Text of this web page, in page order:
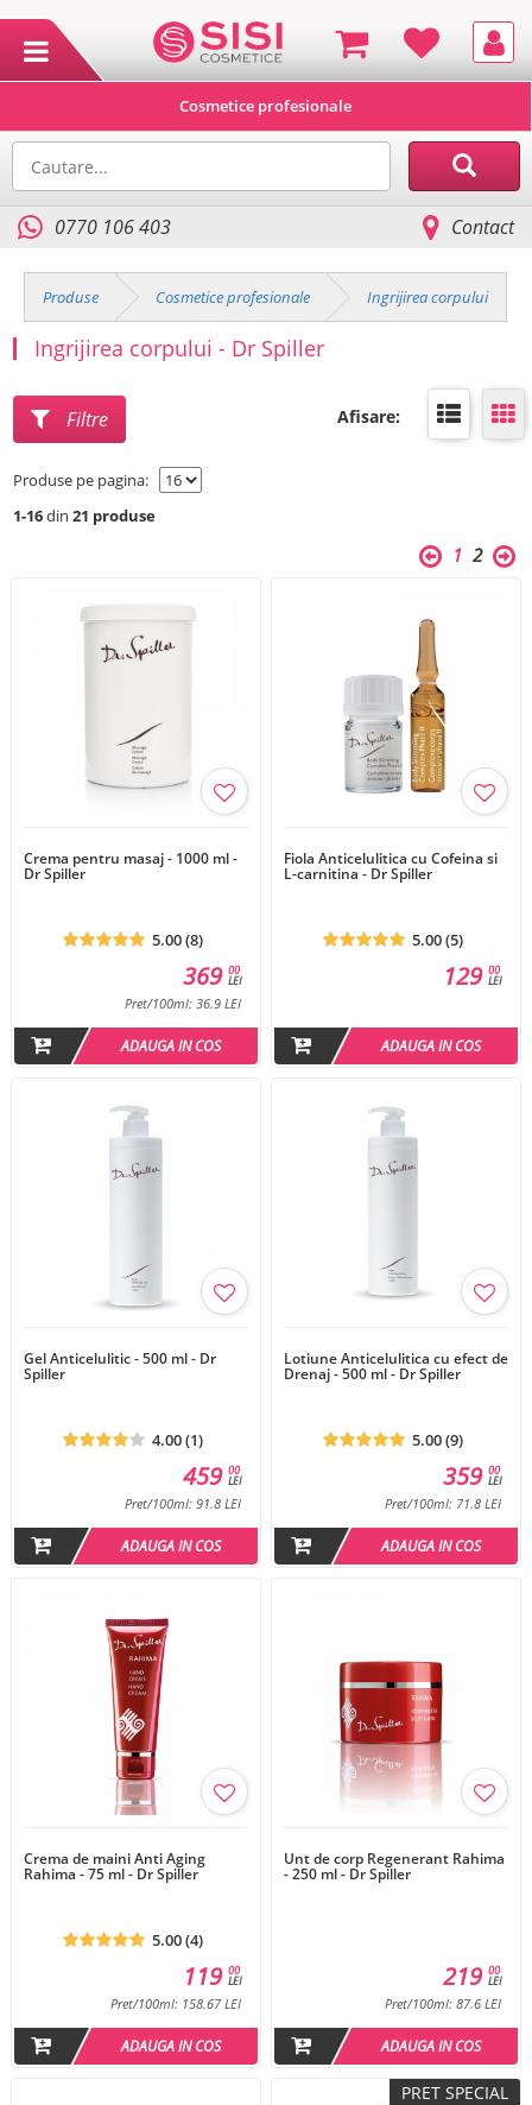
Cosmetice profesionale
0770 106 403 Contact
Produse Cosmetice profesionale Ingrijirea corpului
Ingrijirea corpului - Dr Spiller
Filtre Afisare:
Produse pe pagina:
1-16din 21 produse
1 2
Crema pentru masaj - 1000 ml -
Dr Spiller
5.00 (8)
00
LEI
369
Pret/100ml: 36.9 LEI
ADAUGA IN COS
Fiola Anticelulitica cu Cofeina si
L-carnitina - Dr Spiller
5.00 (5)
00
LEI
129
ADAUGA IN COS
Gel Anticelulitic - 500 ml - Dr
Spiller
4.00 (1)
00
LEI
459
Pret/100ml: 91.8 LEI
ADAUGA IN COS
Lotiune Anticelulitica cu efect de
Drenaj - 500 ml - Dr Spiller
5.00 (9)
00
LEI
359
Pret/100ml: 71.8 LEI
ADAUGA IN COS
Crema de maini Anti Aging
Rahima - 75 ml - Dr Spiller
5.00 (4)
00
LEI
119
Pret/100ml: 158.67 LEI
ADAUGA IN COS
Unt de corp Regenerant Rahima
- 250 ml - Dr Spiller
00
LEI
219
Pret/100ml: 87.6 LEI
ADAUGA IN COS
PRET SPECIAL